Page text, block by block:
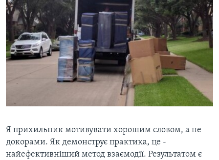
Я прихильник мотивувати хорошим словом, а не
докорами. Як демонструє практика, це -
найефективніший метод взаємодії. Результатом є